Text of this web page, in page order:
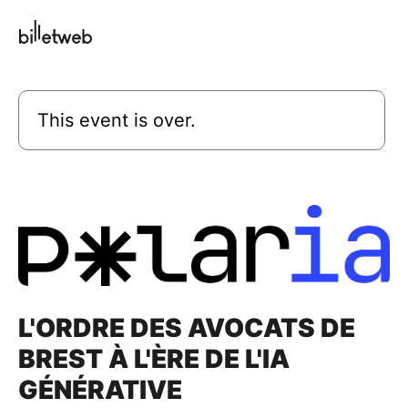
This event is over.
L'ORDRE DES AVOCATS DE
BREST À L'ÈRE DE L'IA
GÉNÉRATIVE